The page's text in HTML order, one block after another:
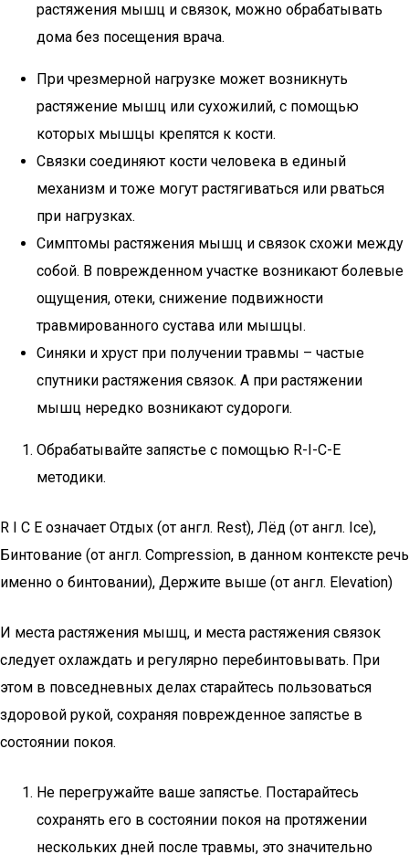
растяжения мышц и связок, можно обрабатывать
дома без посещения врача.
При чрезмерной нагрузке может возникнуть
растяжение мышц или сухожилий, с помощью
которых мышцы крепятся к кости.
Связки соединяют кости человека в единый
механизм и тоже могут растягиваться или рваться
при нагрузках.
Симптомы растяжения мышц и связок схожи между
собой. В поврежденном участке возникают болевые
ощущения, отеки, снижение подвижности
травмированного сустава или мышцы.
Синяки и хруст при получении травмы – частые
спутники растяжения связок. А при растяжении
мышц нередко возникают судороги.
Обрабатывайте запястье с помощью R-I-C-E
методики.
R I C E означает Отдых (от англ. Rest), Лёд (от англ. Ice),
Бинтование (от англ. Compression, в данном контексте речь
именно о бинтовании), Держите выше (от англ. Elevation)
И места растяжения мышц, и места растяжения связок
следует охлаждать и регулярно перебинтовывать. При
этом в повседневных делах старайтесь пользоваться
здоровой рукой, сохраняя поврежденное запястье в
состоянии покоя.
Не перегружайте ваше запястье. Постарайтесь
сохранять его в состоянии покоя на протяжении
нескольких дней после травмы, это значительно